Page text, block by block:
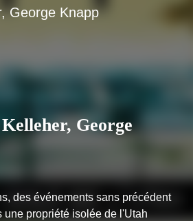
George Knapp
George
des événements sans précédent
une propriété isolée de l'Utah